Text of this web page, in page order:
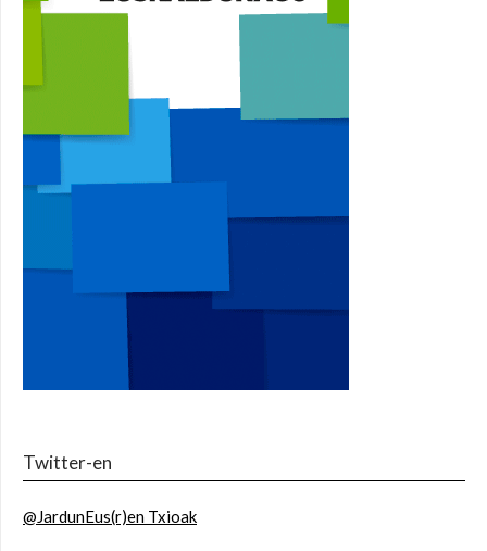
Twitter-en
@JardunEus(r)en Txioak